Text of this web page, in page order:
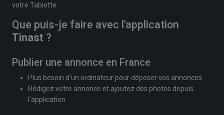
votre Tablette.
Que puis-je faire avec l'application
Tinast ?
Publier une annonce en France
Plus besoin d'un ordinateur pour déposer vos annonces
Rédigez votre annonce et ajoutez des photos depuis
l'application